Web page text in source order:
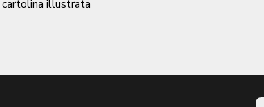
cartolina illustrata